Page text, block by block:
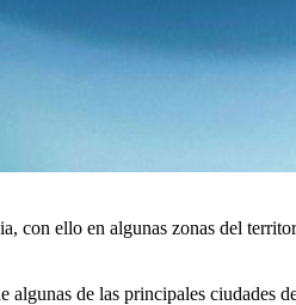
con ello en algunas zonas del
algunas de las principales ciudades